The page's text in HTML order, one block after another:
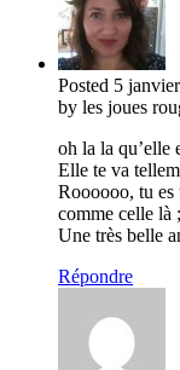
Posted 5
by les joues
oh la la qu’elle
Elle te va
Roooooo, tu es
comme celle là
Une très belle
Répondre